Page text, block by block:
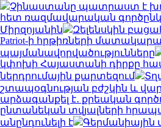
Չինաստանը պատրաստ է
հետ ռազմավարական
Միրզոյանին
Զելենսկին
Patriot-ի հրթիռների
պայմանավորվածությունները
կփոխի Հայաստանի դիրքը
ներդրումային քարտեզում
շտապօգնության բժշկին և
արձագանքել է․ քրեական
ընտանեկան տվյալների
անընդունելի է
Գերմանիային